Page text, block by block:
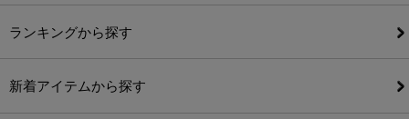
ランキングから探す
新着アイテムから探す